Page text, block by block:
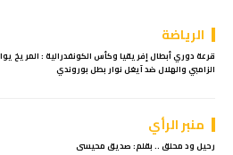
الرياضة
قرعة دوري أبطال إفريقيا وكأس الكونفدرالية : المريخ
الزامبي والهلال ضد آيغل نوار بطل بوروندي
منبر الرأي
رحيل ود محلق .. بقلم: صديق محيسى